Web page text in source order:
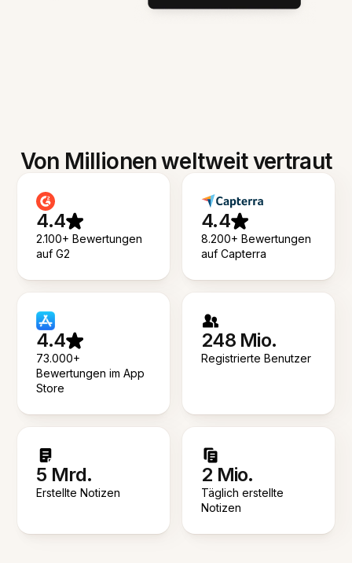
Von Millionen weltweit vertraut
4.4
2.100+ Bewertungen
auf G2
4.4
8.200+ Bewertungen
auf Capterra
4.4
73.000+
Bewertungen im App
Store
248 Mio.
Registrierte Benutzer
5 Mrd.
Erstellte Notizen
2 Mio.
Täglich erstellte
Notizen